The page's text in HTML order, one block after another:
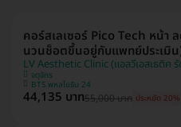
คอร์สเลเซอร์ Pico Tech หน้า
นวนช็อตขึ้นอยู่กับแพทย์ประเมิ
LV Aesthetic Clinic (แอลวีเอสเธติค รั
จตุจักร
BTS พหลโยธิน 24
44,135 บาท55,000 บาท ประหยัด 20%